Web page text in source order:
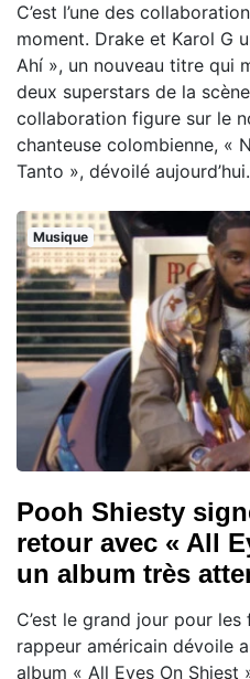
C’est l’une des
moment. Drake et Karol G
Ahí », un nouveau titre qui
deux superstars de la
collaboration figure sur le
chanteuse colombienne, «
Tanto », dévoilé aujourd’hui.
Musique
Pooh Shiesty
retour avec « All
un album très
C’est le grand jour pour
rappeur américain dévoile
album « All Eyes On